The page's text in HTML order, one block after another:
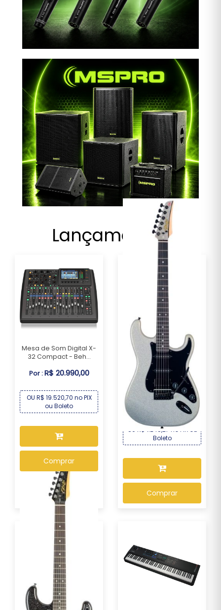
Lançamentos
Mesa de Som Digital X-
32 Compact - Beh...
Por :R$ 20.990,00
OU R$ 19.520,70 no PIX
ou Boleto
Comprar
Guitarra Seizi Fun Katana
Musashi HSS ...
Por : R$ 1.339,00
OU R$ 1.245,27 no PIX ou
Boleto
Comprar